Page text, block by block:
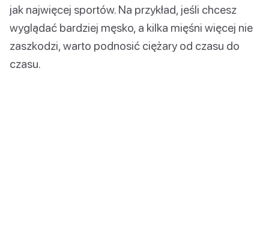
jak najwięcej sportów. Na przykład, jeśli chcesz
wyglądać bardziej męsko, a kilka mięśni więcej nie
zaszkodzi, warto podnosić ciężary od czasu do
czasu.